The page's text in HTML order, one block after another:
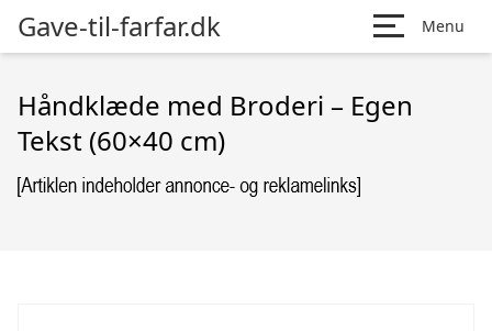
Gave-til-farfar.dk Menu
Håndklæde med Broderi – Egen
Tekst (60×40 cm)